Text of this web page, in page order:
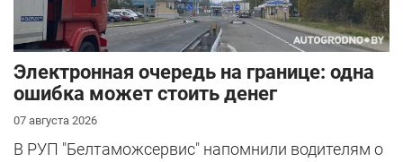
Электронная очередь на границе: одна
ошибка может стоить денег
07 августа 2026
В РУП "Белтаможсервис" напомнили водителям о